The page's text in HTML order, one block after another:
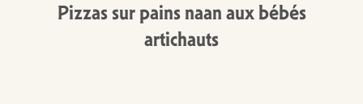
Pizzas sur pains naan aux bébés
artichauts